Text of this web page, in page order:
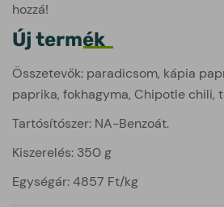
hozzá!
Új termék
Összetevők: paradicsom, kápia
paprika, fokhagyma, Chipotle chili,
Tartósítószer: NA-Benzoát.
Kiszerelés: 350 g
Egységár: 4857 Ft/kg